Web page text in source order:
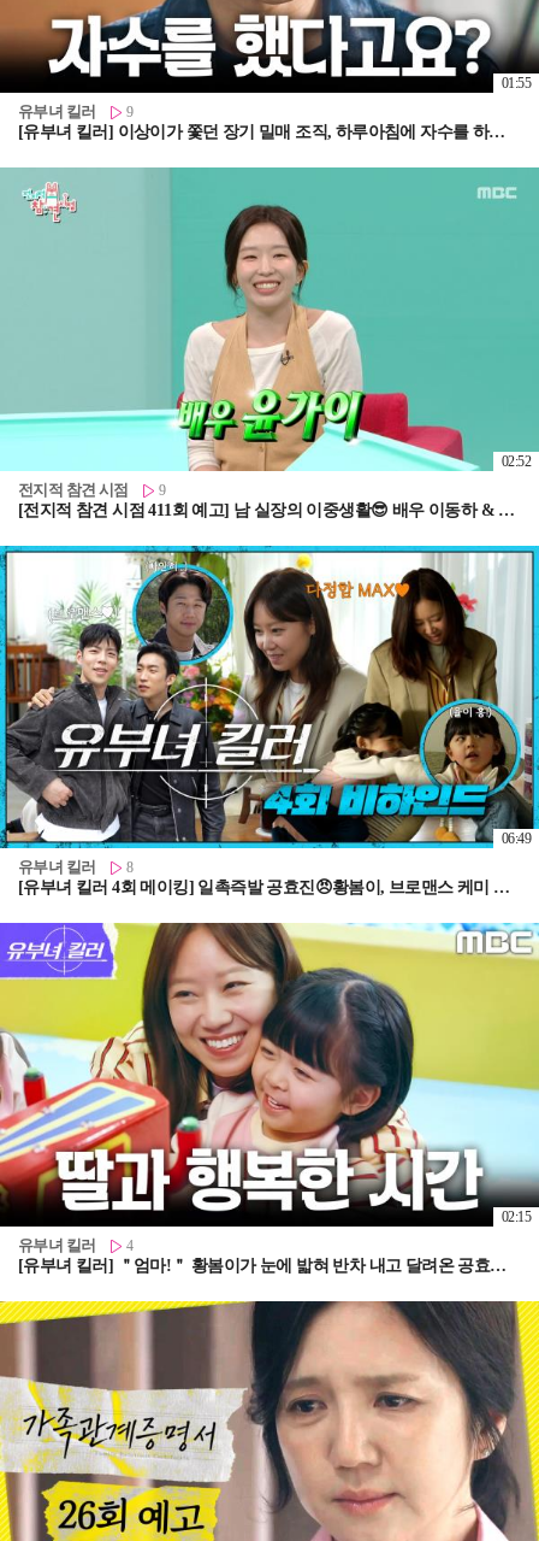
유부녀 킬러 9
[유부녀 킬러] 이상이가 쫓던 장기 밀매 조직, 하루아침에 자수를 하다?, MBC 260808 방송
01:55
전지적 참견 시점 9
[전지적 참견 시점 411회 예고] 남 실장의 이중생활😎 배우 이동하 & 언제나 진심 가득! 러블리한 윤가이의 일상💖, MBC 260815 방송
02:52
유부녀 킬러 8
[유부녀 킬러 4회 메이킹] 일촉즉발 공효진😠황봄이, 브로맨스 케미 이상이😁최우성ㅣ4회 비하인드, MBC 260808 방송
06:49
유부녀 킬러 4
[유부녀 킬러] ＂엄마!＂ 황봄이가 눈에 밟혀 반차 내고 달려온 공효진, MBC 260808 방송
02:15